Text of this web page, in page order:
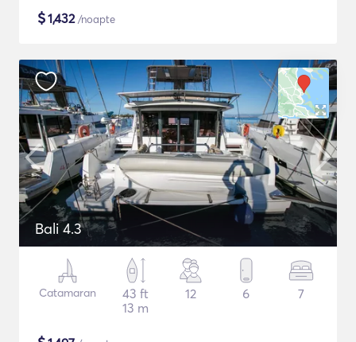
$1,432/noapte
Bali 4.3
Catamaran
43 ft
13 m
12 6 7